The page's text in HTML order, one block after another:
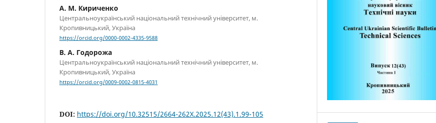
А. М. Кириченко
Центральноукраїнський національний технічний університет, м.
Кропивницький, Україна
https://orcid.org/0000-0002-4335-9588
В. А. Годорожа
Центральноукраїнський національний технічний університет, м.
Кропивницький, Україна
https://orcid.org/0009-0002-0815-4031
DOI: https://doi.org/10.32515/2664-262X.2025.12(43).1.99-105